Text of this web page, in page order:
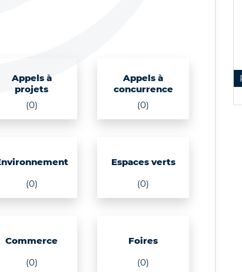
Appels à
projets
(0)
Appels à
concurrence
(0)
(0)
Espaces verts
(0)
Commerce
(0)
Foires
(0)